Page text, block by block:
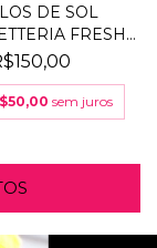
DE SOL
FRESH
sem juros